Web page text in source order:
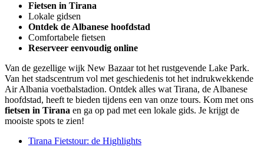
Fietsen in Tirana
Lokale gidsen
Ontdek de Albanese hoofdstad
Comfortabele fietsen
Reserveer eenvoudig online
Van de gezellige wijk New Bazaar tot het rustgevende Lake Park.
Van het stadscentrum vol met geschiedenis tot het indrukwekkende
Air Albania voetbalstadion. Ontdek alles wat Tirana, de Albanese
hoofdstad, heeft te bieden tijdens een van onze tours. Kom met ons
fietsen in Tirana en ga op pad met een lokale gids. Je krijgt de
mooiste spots te zien!
Tirana Fietstour: de Highlights